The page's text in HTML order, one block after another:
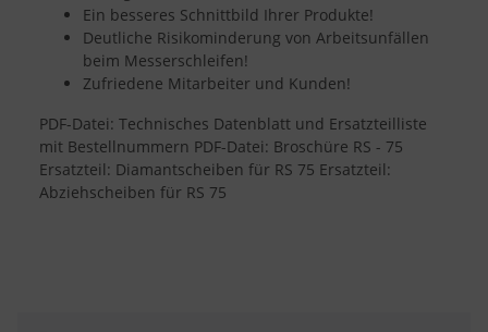
Ein besseres Schnittbild Ihrer Produkte!
Deutliche Risikominderung von Arbeitsunfällen
beim Messerschleifen!
Zufriedene Mitarbeiter und Kunden!
PDF-Datei: Technisches Datenblatt und Ersatzteilliste
mit Bestellnummern PDF-Datei: Broschüre RS - 75
Ersatzteil: Diamantscheiben für RS 75 Ersatzteil:
Abziehscheiben für RS 75
von Daten aus verschiedenen Quellen
Entwicklung und Verbesserung der Angebote
Verwendung reduzierter Daten zur Auswahl von Inhalten
Besondere Features:
Verwendung genauer Standortdaten
Endgeräteeigenschaften zur Identifikation aktiv abfragen